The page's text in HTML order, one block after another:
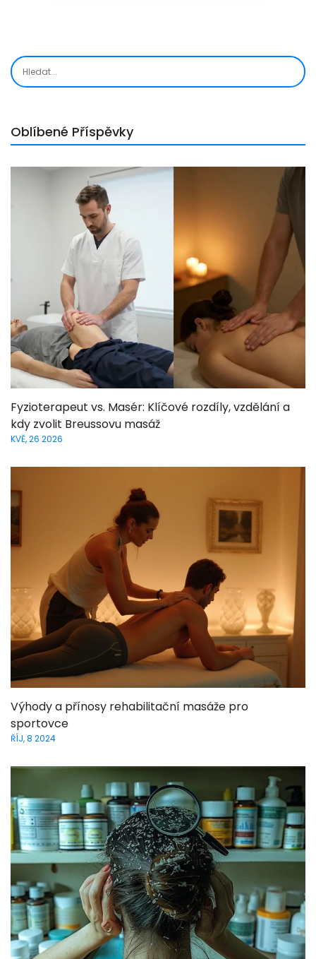
Oblíbené Příspěvky
Fyzioterapeut vs. Masér: Klíčové rozdíly, vzdělání a
kdy zvolit Breussovu masáž
KVĚ, 26 2026
Výhody a přínosy rehabilitační masáže pro
sportovce
ŘÍJ, 8 2024